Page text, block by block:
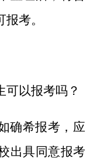
考。
可以报考吗？
确希报考，应
出具同意报考